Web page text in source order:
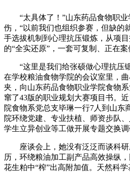
“太具体了！”山东药品食物职业
伤，“以前我们也组织参赛，但缺的
手选拔机制到心理抗压锻炼，从项
的“全实还原”，一套可复制、正在案
“这里是我们给张硕做心理抗压
在学校粮油食物学院的会议室里，
夹，向山东药品食物职业学院食物
窜了43版的职业规划大赛项目书。
院食物系党总支毕琳一行7人到山东
院环绕党建、专业扶植、师资步队
学生立异创业等工做开展专题交换调
座谈会上，她没有泛泛而谈科研
历，环绕粮油加工副产品高效操纵
花生粕中“榨”出高附加值。天然科